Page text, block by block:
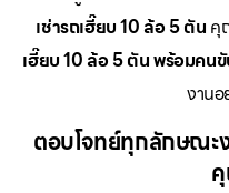
เช่ารถเฮี๊ยบ 10 ล้อ 5 ตัน คุ
เฮี๊ยบ 10 ล้อ 5 ตัน พร้อมคน
งาน
ตอบโจทย์ทุกลักษณะ